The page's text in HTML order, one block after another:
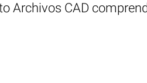
Archivos CAD